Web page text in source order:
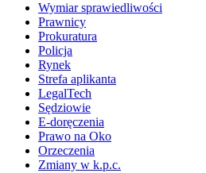
Wymiar sprawiedliwości
Prawnicy
Prokuratura
Policja
Rynek
Strefa aplikanta
LegalTech
Sędziowie
E-doręczenia
Prawo na Oko
Orzeczenia
Zmiany w k.p.c.